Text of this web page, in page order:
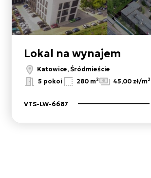
Lokal na wynajem
Katowice, Śródmieście
5 pokoi 280 m2 45,00 zł/m2
VTS-LW-6687